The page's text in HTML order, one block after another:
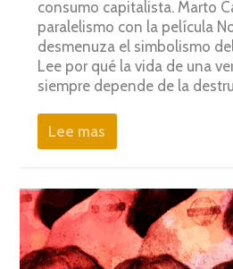
consumo capitalista. Marto
paralelismo con la película
desmenuza el simbolismo
Lee por qué la vida de una
siempre depende de la
Lee mas